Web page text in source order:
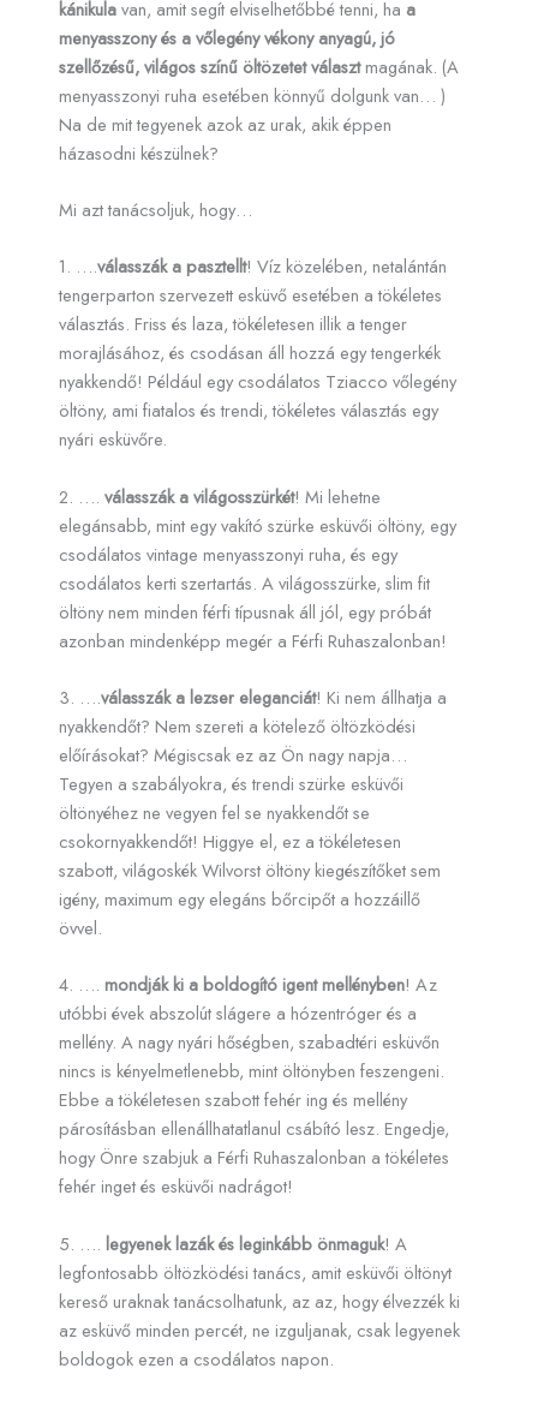
kánikulavan, amit segít elviselhetőbbé tenni, ha a
menyasszony és a vőlegény vékony anyagú, jó
szellőzésű, világos színű öltözetet választmagának. (A
menyasszonyi ruha esetében könnyű dolgunk van… )
Na de mit tegyenek azok az urak, akik éppen
házasodni készülnek?
Mi azt tanácsoljuk, hogy…
1. ….válasszák a pasztellt! Víz közelében, netalántán
tengerparton szervezett esküvő esetében a tökéletes
választás. Friss és laza, tökéletesen illik a tenger
morajlásához, és csodásan áll hozzá egy tengerkék
nyakkendő! Például egy csodálatos Tziacco vőlegény
öltöny, ami fiatalos és trendi, tökéletes választás egy
nyári esküvőre.
2. …. válasszák a világosszürkét! Mi lehetne
elegánsabb, mint egy vakító szürke esküvői öltöny, egy
csodálatos vintage menyasszonyi ruha, és egy
csodálatos kerti szertartás. A világosszürke, slim fit
öltöny nem minden férfi típusnak áll jól, egy próbát
azonban mindenképp megér a Férfi Ruhaszalonban!
3. ….válasszák a lezser eleganciát! Ki nem állhatja a
nyakkendőt? Nem szereti a kötelező öltözködési
előírásokat? Mégiscsak ez az Ön nagy napja…
Tegyen a szabályokra, és trendi szürke esküvői
öltönyéhez ne vegyen fel se nyakkendőt se
csokornyakkendőt! Higgye el, ez a tökéletesen
szabott, világoskék Wilvorst öltöny kiegészítőket sem
igény, maximum egy elegáns bőrcipőt a hozzáillő
övvel.
4. …. mondják ki a boldogító igent mellényben! Az
utóbbi évek abszolút slágere a hózentróger és a
mellény. A nagy nyári hőségben, szabadtéri esküvőn
nincs is kényelmetlenebb, mint öltönyben feszengeni.
Ebbe a tökéletesen szabott fehér ing és mellény
párosításban ellenállhatatlanul csábító lesz. Engedje,
hogy Önre szabjuk a Férfi Ruhaszalonban a tökéletes
fehér inget és esküvői nadrágot!
5. …. legyenek lazák és leginkább önmaguk! A
legfontosabb öltözködési tanács, amit esküvői öltönyt
kereső uraknak tanácsolhatunk, az az, hogy élvezzék ki
az esküvő minden percét, ne izguljanak, csak legyenek
boldogok ezen a csodálatos napon.